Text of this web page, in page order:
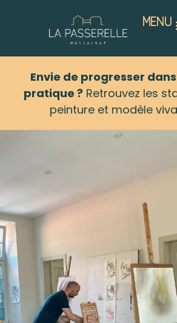
MENU
Envie de progresser
pratique ? Retrouvez les
peinture et modèle